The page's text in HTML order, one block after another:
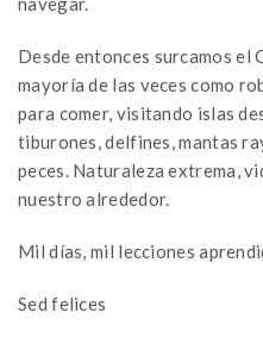
Desde entonces surcamos el
mayoría de las veces como
para comer, visitando islas
tiburones, delfines, mantas
peces. Naturaleza extrema,
nuestro alrededor.
Mil días, mil lecciones
Sed felices